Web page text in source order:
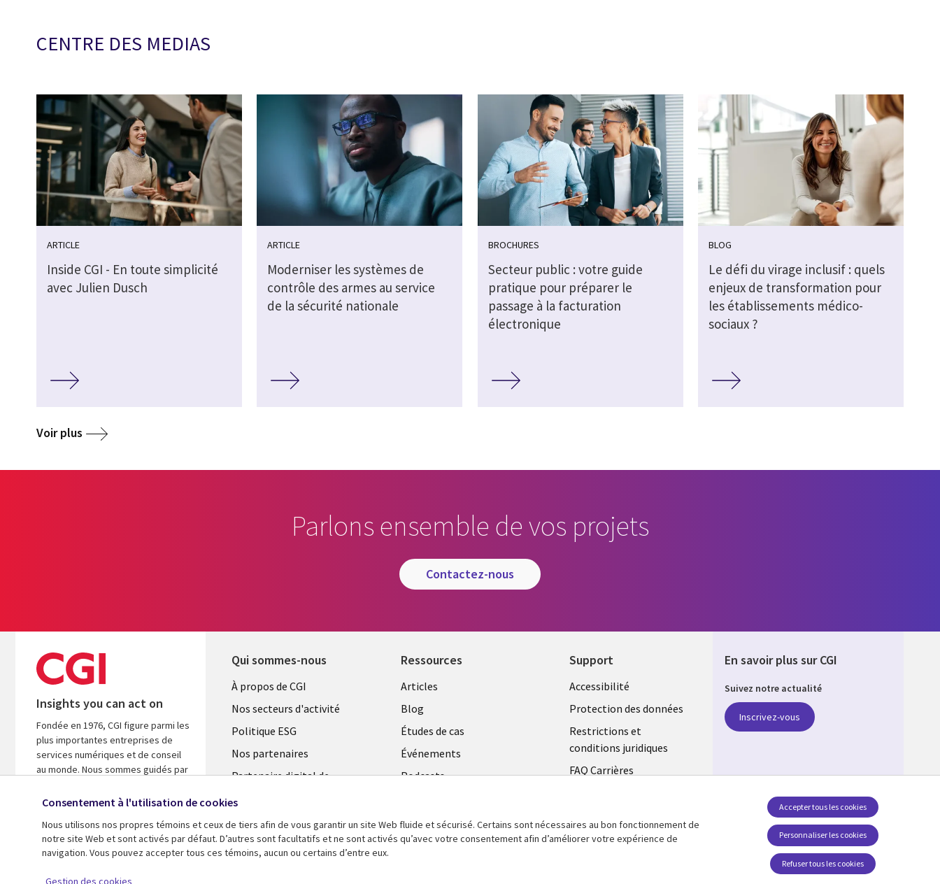
CENTRE DES MEDIAS
ARTICLE
Inside CGI - En toute simplicité
avec Julien Dusch
ARTICLE
Moderniser les systèmes de
contrôle des armes au service
de la sécurité nationale
BROCHURES
Secteur public : votre guide
pratique pour préparer le
passage à la facturation
électronique
BLOG
Le défi du virage inclusif : quels
enjeux de transformation pour
les établissements médico-
sociaux ?
Voir plus
Parlons ensemble de vos projets
contactez-nous
Insights you can act on
Fondée en 1976, CGI figure parmi les
plus importantes entreprises de
services numériques et de conseil
au monde. Nous sommes guidés par
d’accélérer le rendement de vos
A propos de CGI
Qui sommes-nous
Useful
links
FRANCE
À propos de CGI
Nos secteurs d'activité
Politique ESG
Nos partenaires
Partenaire digital de
Fusions
Ressources
Library
Links
FRANCE
Articles
Blog
Études de cas
Événements
Podcasts
Vidéos
En voir plus
Support
Legal
FRANCE
Accessibilité
Protection des données
Restrictions et
conditions juridiques
FAQ Carrières
En savoir plus sur CGI
Suivez notre actualité
Inscrivez-vous
Retrouvez-nous sur les réseaux
Social Media FRANCE
Consentement à l'utilisation de cookies
Nous utilisons nos propres témoins et ceux de tiers afin de vous garantir un site Web fluide et sécurisé. Certains sont nécessaires au bon fonctionnement de
notre site Web et sont activés par défaut. D’autres sont facultatifs et ne sont activés qu’avec votre consentement afin d’améliorer votre expérience de
navigation. Vous pouvez accepter tous ces témoins, aucun ou certains d’entre eux.
Personnaliser les cookies
Accepter tous les cookies
Refuser tous les cookies
Gestion des cookies